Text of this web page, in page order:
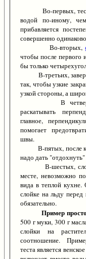
Во-первых, тесто
водой по-иному,
прибавляется
совершенно
Во-вторых,
чтобы после первого
бы только
В-третьих,
так, чтобы узкие
узкой стороны, а
В четвертых,
раскатывать
главное,
помогает
швы.
В-пятых, после
надо дать
В-шестых,
месте, невозможно
вида в теплой кухне.
слойке на льду
обязательно.
Пример
500 г муки, 300 г
слойки на
соотношение.
теста является